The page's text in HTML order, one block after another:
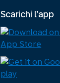
Scarichi l’app